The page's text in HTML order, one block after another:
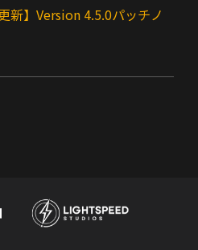
新】Version 4.5.0パッチノ